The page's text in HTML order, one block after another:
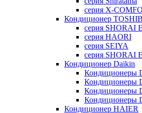
серия X-
Кондиционер
серия SHORAI
серия HAORI
серия SEIYA
серия SHORAI
Кондиционер Daikin
Кондиционеры
Кондиционеры
Кондиционеры
Кондиционеры
Кондиционер HAIER